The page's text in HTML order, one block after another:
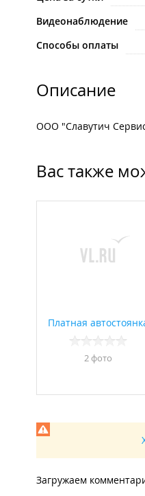
Видеонаблюдение
Способы оплаты
Описание
ООО "Славутич
Вас также
Платная
2 фото
Загружаем